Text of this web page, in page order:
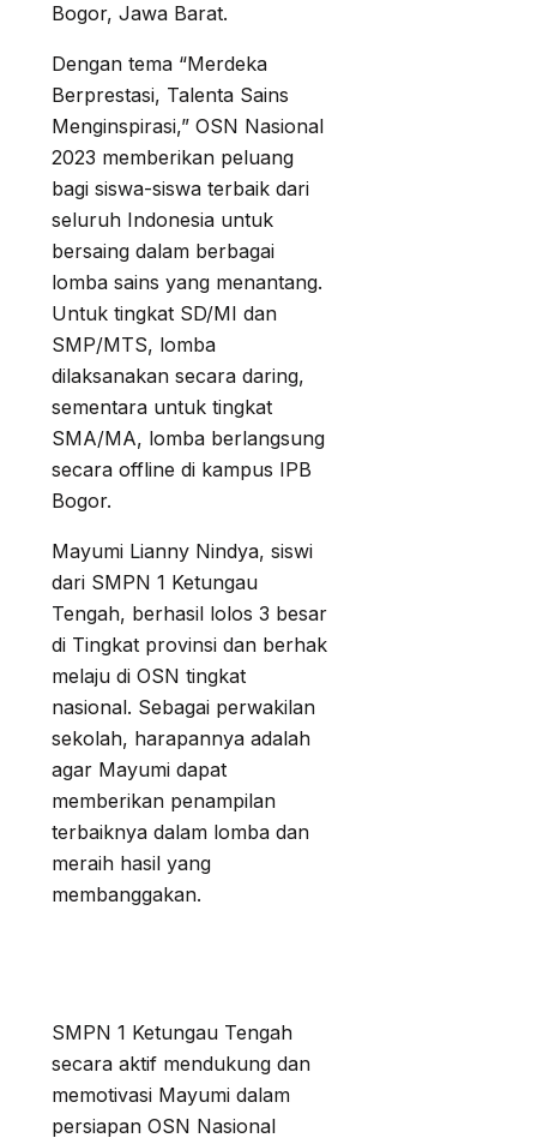
Bogor, Jawa Barat.
Dengan tema “Merdeka
Berprestasi, Talenta Sains
Menginspirasi,” OSN Nasional
2023 memberikan peluang
bagi siswa-siswa terbaik dari
seluruh Indonesia untuk
bersaing dalam berbagai
lomba sains yang menantang.
Untuk tingkat SD/MI dan
SMP/MTS, lomba
dilaksanakan secara daring,
sementara untuk tingkat
SMA/MA, lomba berlangsung
secara offline di kampus IPB
Bogor.
Mayumi Lianny Nindya, siswi
dari SMPN 1 Ketungau
Tengah, berhasil lolos 3 besar
di Tingkat provinsi dan berhak
melaju di OSN tingkat
nasional. Sebagai perwakilan
sekolah, harapannya adalah
agar Mayumi dapat
memberikan penampilan
terbaiknya dalam lomba dan
meraih hasil yang
membanggakan.
SMPN 1 Ketungau Tengah
secara aktif mendukung dan
memotivasi Mayumi dalam
persiapan OSN Nasional